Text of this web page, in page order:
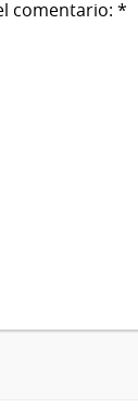
comentario: *